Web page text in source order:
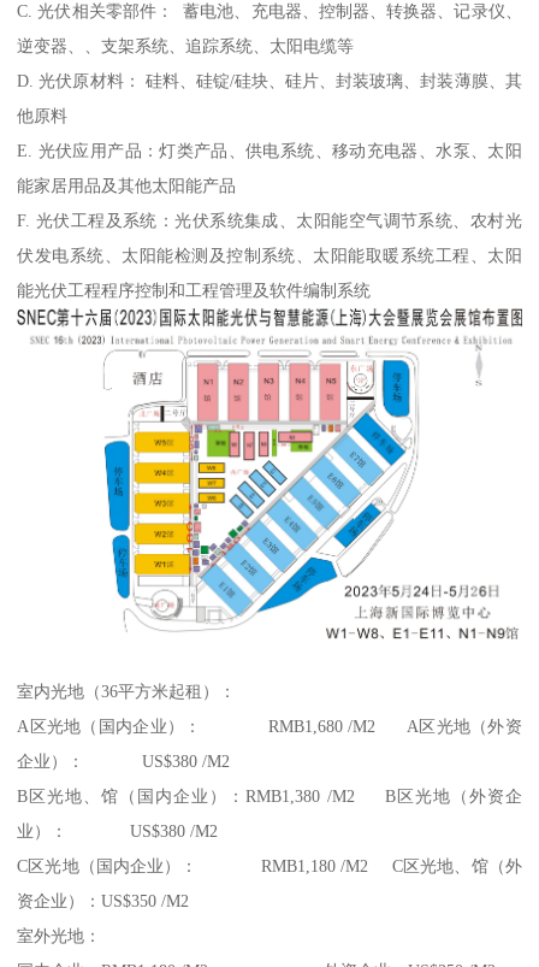
C. 光伏相关零部件： 蓄电池、充电器、控制器、转换器、记录仪、
逆变器、、支架系统、追踪系统、太阳电缆等
D. 光伏原材料： 硅料、硅锭/硅块、硅片、封装玻璃、封装薄膜、其
他原料
E. 光伏应用产品：灯类产品、供电系统、移动充电器、水泵、太阳
能家居用品及其他太阳能产品
F. 光伏工程及系统：光伏系统集成、太阳能空气调节系统、农村光
伏发电系统、太阳能检测及控制系统、太阳能取暖系统工程、太阳
能光伏工程程序控制和工程管理及软件编制系统
室内光地（36平方米起租）：
A区光地（国内企业）： RMB1,680 /M2 A区光地（外资
企业）： US$380 /M2
B区光地、馆（国内企业）：RMB1,380 /M2 B区光地（外资企
业）： US$380 /M2
C区光地（国内企业）： RMB1,180 /M2 C区光地、馆（外
资企业）：US$350 /M2
室外光地：